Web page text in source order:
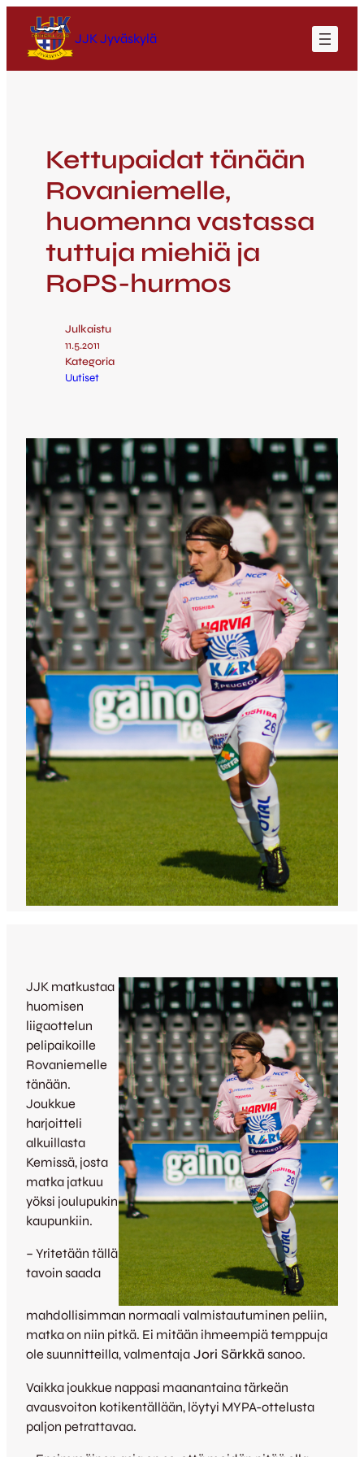
JJK Jyväskylä
Kettupaidat tänään
Rovaniemelle,
huomenna vastassa
tuttuja miehiä ja
RoPS-hurmos
Julkaistu
11.5.2011
Kategoria
Uutiset
JJK matkustaa
huomisen
liigaottelun
pelipaikoille
Rovaniemelle
tänään.
Joukkue
harjoitteli
alkuillasta
Kemissä, josta
matka jatkuu
yöksi joulupukin
kaupunkiin.
– Yritetään tällä
tavoin saada
mahdollisimman normaali valmistautuminen peliin,
matka on niin pitkä. Ei mitään ihmeempiä temppuja
ole suunnitteilla, valmentaja Jori Särkkä sanoo.
Vaikka joukkue nappasi maanantaina tärkeän
avausvoiton kotikentällään, löytyi MYPA-ottelusta
paljon petrattavaa.